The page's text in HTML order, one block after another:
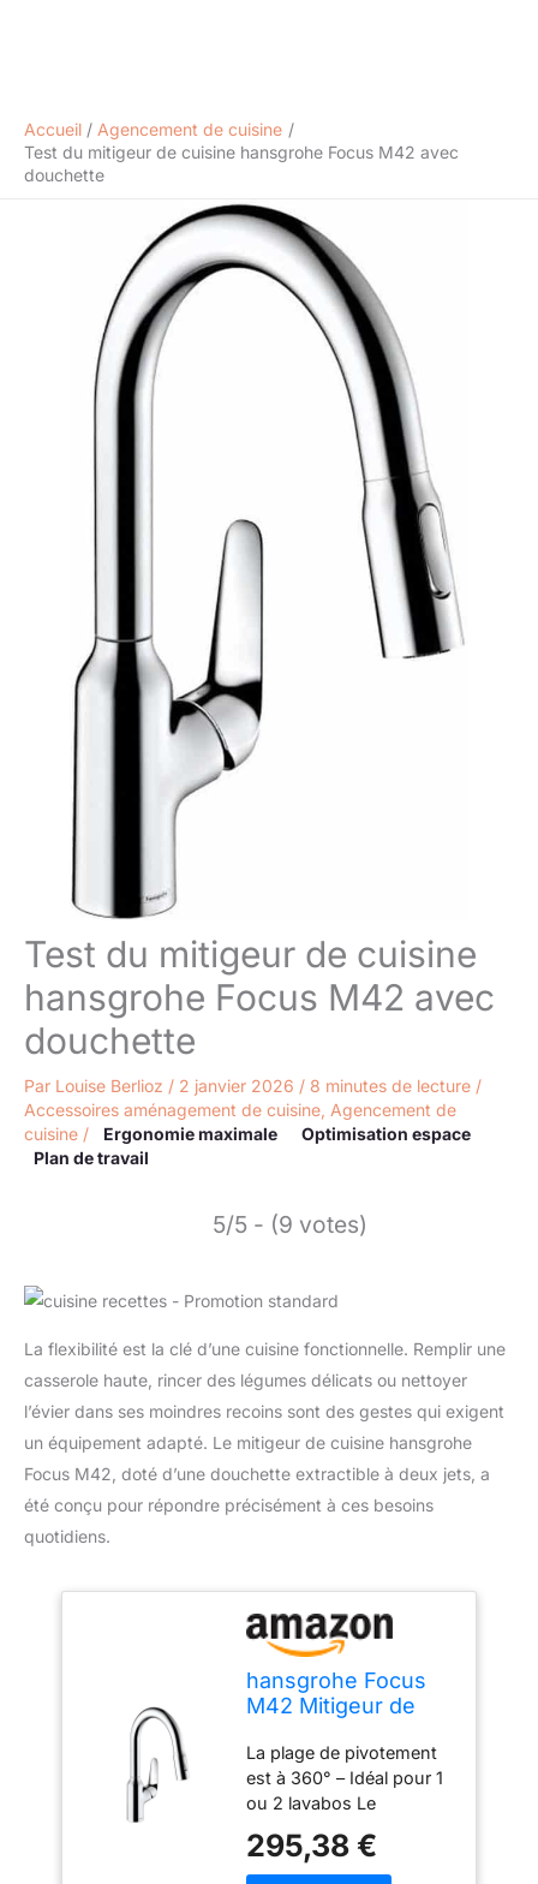
Accueil
Agencement de cuisine
Test du mitigeur de cuisine hansgrohe Focus M42 avec
douchette
Test du mitigeur de cuisine
hansgrohe Focus M42 avec
douchette
Par Louise Berlioz / 2 janvier 2026 / 8 minutes de lecture /
Accessoires aménagement de cuisine Agencement de
cuisine / Ergonomie maximale
Optimisation espace
Plan de travail
5/5 - (9 votes)
La flexibilité est la clé d’une cuisine fonctionnelle. Remplir une
casserole haute, rincer des légumes délicats ou nettoyer
l’évier dans ses moindres recoins sont des gestes qui exigent
un équipement adapté. Le mitigeur de cuisine hansgrohe
Focus M42, doté d’une douchette extractible à deux jets, a
été conçu pour répondre précisément à ces besoins
quotidiens.
hansgrohe Focus
M42 Mitigeur de
douchette
extractible 2 jets,
chromé, 71801000
La plage de pivotement
est à 360° – Idéal pour 1
ou 2 lavabos Le
de 76 cm glisse
facilement dans le bec
295,38 €